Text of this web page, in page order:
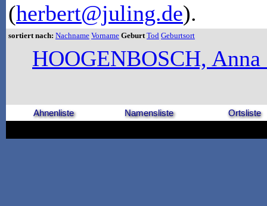
(herbert@juling.de).
sortiert nach: Nachname Vorname GeburtTod Geburtsort
HOOGENBOSCH, Anna
Ahnenliste Namensliste Ortsliste